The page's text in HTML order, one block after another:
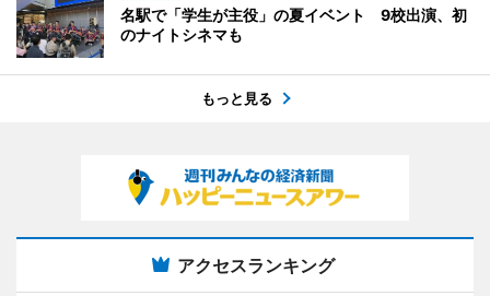
名駅で「学生が主役」の夏イベント 9校出演、初
のナイトシネマも
もっと見る
アクセスランキング